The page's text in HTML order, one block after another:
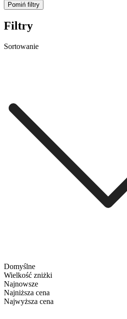
Pomiń filtry
Filtry
Sortowanie
Domyślne
Wielkość zniżki
Najnowsze
Najniższa cena
Najwyższa cena